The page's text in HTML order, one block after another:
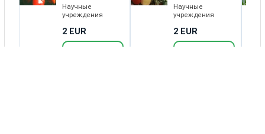
Научные
учреждения
2 EUR
Научные
учреждения
2 EUR